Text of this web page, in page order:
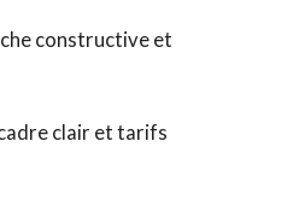
constructive et
clair et tarifs